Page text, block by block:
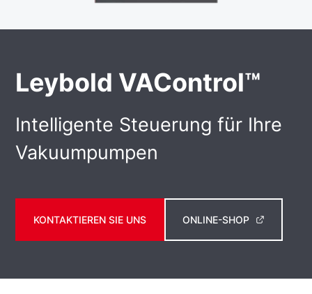
Leybold VAControl™
Intelligente Steuerung für Ihre
Vakuumpumpen
KONTAKTIEREN SIE UNS ONLINE-SHOP